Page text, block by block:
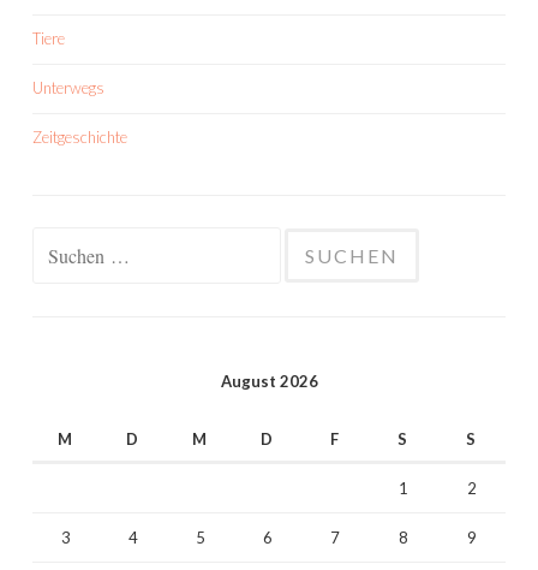
Tiere
Unterwegs
Zeitgeschichte
August 2026
M D M D F S S
1 2
3 4 5 6 7 8 9